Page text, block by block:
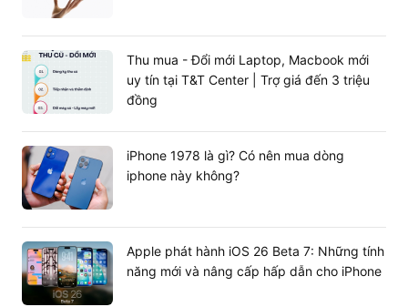
Thu mua - Đổi mới Laptop, Macbook mới
uy tín tại T&T Center | Trợ giá đến 3 triệu
đồng
iPhone 1978 là gì? Có nên mua dòng
iphone này không?
Apple phát hành iOS 26 Beta 7: Những tính
năng mới và nâng cấp hấp dẫn cho iPhone